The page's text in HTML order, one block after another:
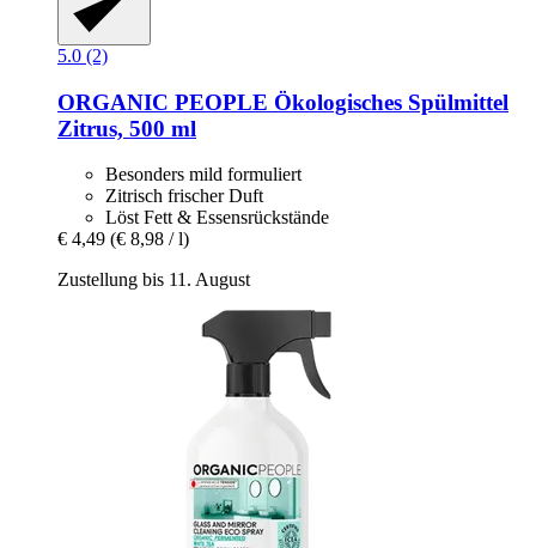
5.0 (2)
ORGANIC PEOPLE Ökologisches Spülmittel
Zitrus, 500 ml
Besonders mild formuliert
Zitrisch frischer Duft
Löst Fett & Essensrückstände
€ 4,49 (€ 8,98 / l)
Zustellung bis 11. August